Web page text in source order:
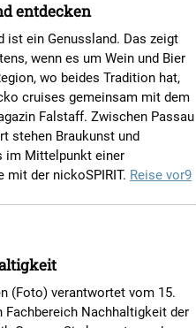
entdecken
ist ein Genussland. Das zeigt
wenn es um Wein und Bier
wo beides Tradition hat,
cruises gemeinsam mit dem
Falstaff. Zwischen Passau
stehen Braukunst und
im Mittelpunkt einer
mit der nickoSPIRIT. Reise vor9
(Foto) verantwortet vom 15.
Fachbereich Nachhaltigkeit der